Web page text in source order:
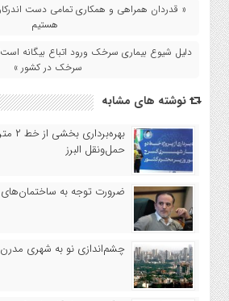
« قدردان همراهی و همکاری تمامی دست
هستیم
سرخک در کشور »
نوشته های مشابه
حمل‌ونقل البرز
ضرورت توجه به ساختمان‌های
چشم‌اندازی نو به شهری